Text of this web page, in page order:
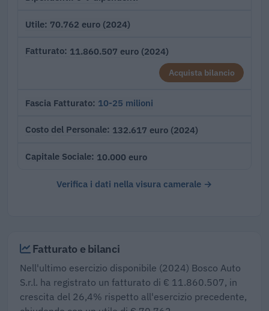
Utile 70.762 euro (2024)
Fatturato 11.860.507 euro (2024)
Acquista bilancio
Fascia Fatturato 10-25 milioni
Costo del Personale 132.617 euro (2024)
Capitale Sociale 10.000 euro
Verifica i dati nella visura camerale →
Fatturato e bilanci
Nell'ultimo esercizio disponibile (2024) Bosco Auto
S.r.l. ha registrato un fatturato di € 11.860.507, in
crescita del 26,4% rispetto all'esercizio precedente,